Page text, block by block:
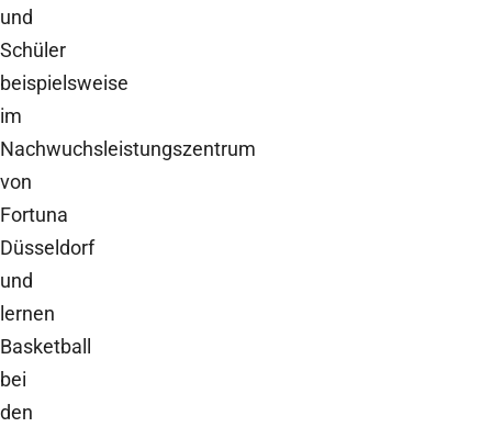
und
Schüler
beispielsweise
im
Nachwuchsleistungszentrum
von
Fortuna
Düsseldorf
und
lernen
Basketball
bei
den